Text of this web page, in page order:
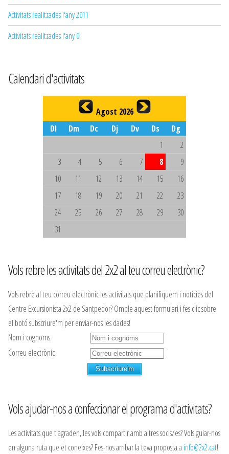
Activitats realitzades l'any 2011
Activitats realitzades l'any 0
Calendari d'activitats
Agost 2026
Dl
Dm Dc Dj Dv Ds
Dg
1
2
3
4 5 6 7 8
9
10
11 12 13 14 15
16
17
18 19 20 21 22
23
24
25 26 27 28 29
30
31
Vols rebre les activitats del 2x2 al teu correu electrònic?
Vols rebre al teu correu electrònic les activitats que planifiquem i noticies del
Centre Excursionista 2x2 de Santpedor? Omple aquest formulari i fes clic sobre
el botó subscriure'm per enviar-nos les dades!
Nom i cognoms
Correu electrònic
Vols ajudar-nos a confeccionar el programa d'activitats?
Les activitats que t'agraden, les vols compartir amb altres socis/es? Vols guiar-nos
en alguna ruta que et coneixes? Fes-nos arribar la teva proposta a info@2x2.cat!